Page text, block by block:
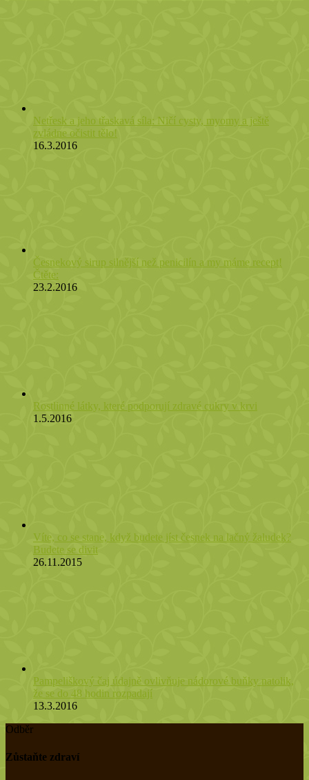
Netřesk a jeho třaskavá síla: Ničí cysty, myomy a ještě
zvládne očistit tělo!
16.3.2016
Česnekový sirup silnější než penicilín a my máme recept!
Čtěte:
23.2.2016
Rostlinné látky, které podporují zdravé cukry v krvi
1.5.2016
Víte, co se stane, když budete jíst česnek na lačný žaludek?
Budete se divit
26.11.2015
Pampeliškový čaj údajně ovlivňuje nádorové buňky natolik,
že se do 48 hodin rozpadají
13.3.2016
Odběr
Zůstaňte zdraví